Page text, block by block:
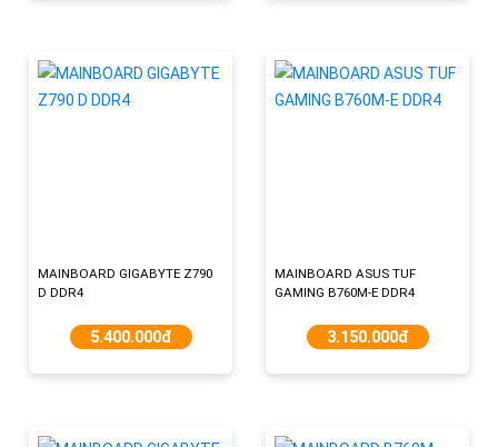
MAINBOARD GIGABYTE Z790
D DDR4
5.400.000đ
MAINBOARD ASUS TUF
GAMING B760M-E DDR4
3.150.000đ